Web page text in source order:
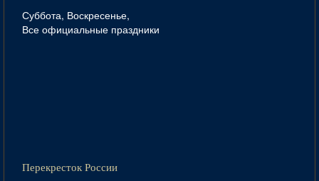
Суббота, Воскресенье,
Все официальные праздники
Перекресток России